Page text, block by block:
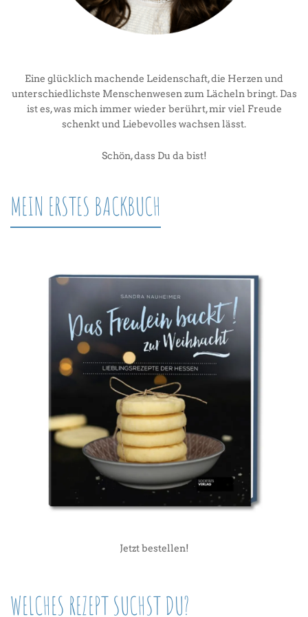
Eine glücklich machende Leidenschaft, die Herzen und
unterschiedlichste Menschenwesen zum Lächeln bringt. Das
ist es, was mich immer wieder berührt, mir viel Freude
schenkt und Liebevolles wachsen lässt.
Schön, dass Du da bist!
MEIN ERSTES BACKBUCH
Jetzt bestellen!
WELCHES REZEPT SUCHST DU?